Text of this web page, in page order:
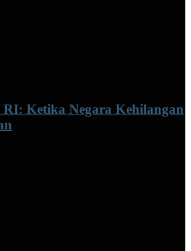
Ketika Negara Kehilangan